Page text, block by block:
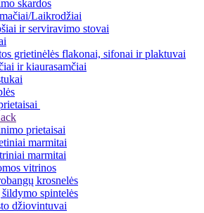
skardos
Laikrodžiai
ir serviravimo stovai
grietinėlės flakonai, sifonai ir plaktuvai
ir kiaurasamčiai
prietaisai
marmitai
marmitai
vitrinos
krosnelės
spintelės
džiovintuvai